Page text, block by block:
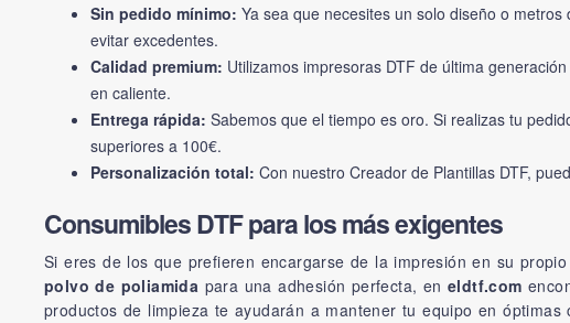
Sin pedido mínimo: Ya sea que necesites un solo diseño o
evitar excedentes.
Calidad premium: Utilizamos impresoras DTF de última
en caliente.
Entrega rápida: Sabemos que el tiempo es oro. Si realizas tu
superiores a 100€.
Personalización total: Con nuestro Creador de Plantillas DTF,
Consumibles DTF para los más exigentes
Si eres de los que prefieren encargarse de la impresión en su
polvo de poliamida para una adhesión perfecta, eneldtf.com
productos de limpieza te ayudarán a mantener tu equipo en óptimas